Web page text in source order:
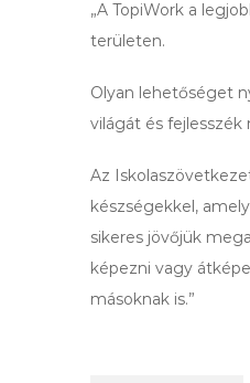
„A TopiWork a
területen.
Olyan lehetőséget
világát és fejlesszék
Az
készségekkel,
sikeres jövőjük
képezni vagy
másoknak is.”